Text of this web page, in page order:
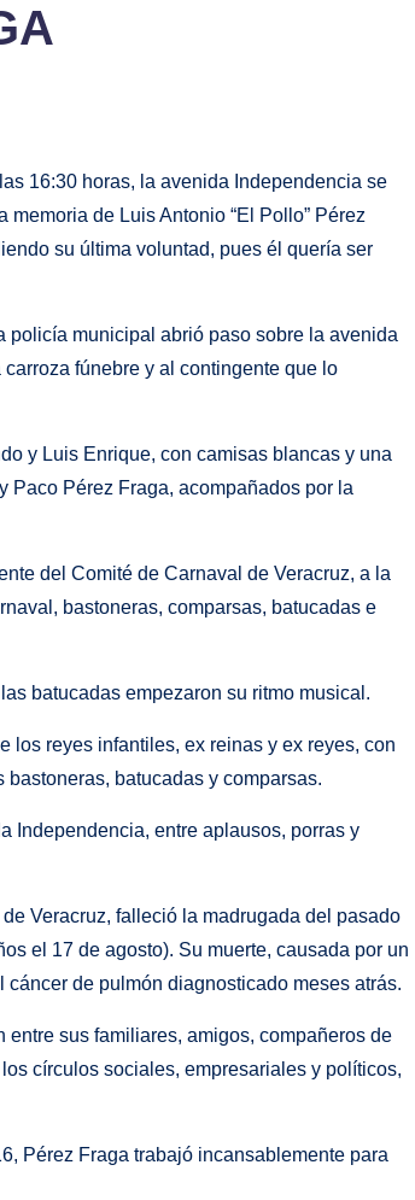
16:30 horas, la avenida Independencia se
de Luis Antonio “El Pollo” Pérez
su última voluntad, pues él quería ser
policía municipal abrió paso sobre la avenida
fúnebre y al contingente que lo
y Luis Enrique, con camisas blancas y una
Paco Pérez Fraga, acompañados por la
del Comité de Carnaval de Veracruz, a la
bastoneras, comparsas, batucadas e
batucadas empezaron su ritmo musical.
los reyes infantiles, ex reinas y ex reyes, con
batucadas y comparsas.
Independencia, entre aplausos, porras y
Veracruz, falleció la madrugada del pasado
el 17 de agosto). Su muerte, causada por un
de pulmón diagnosticado meses atrás.
sus familiares, amigos, compañeros de
círculos sociales, empresariales y políticos,
Pérez Fraga trabajó incansablemente para